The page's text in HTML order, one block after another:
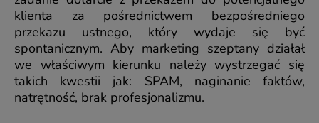
klienta za pośrednictwem bezpośredniego
przekazu ustnego, który wydaje się być
spontanicznym. Aby marketing szeptany działał
we właściwym kierunku należy wystrzegać się
takich kwestii jak: SPAM, naginanie faktów,
natrętność, brak profesjonalizmu.